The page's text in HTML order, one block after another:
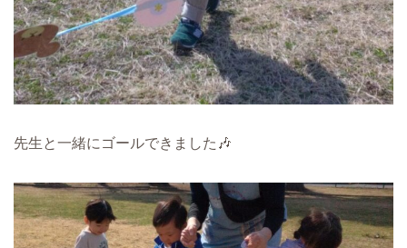
先生と一緒にゴールできました🎶